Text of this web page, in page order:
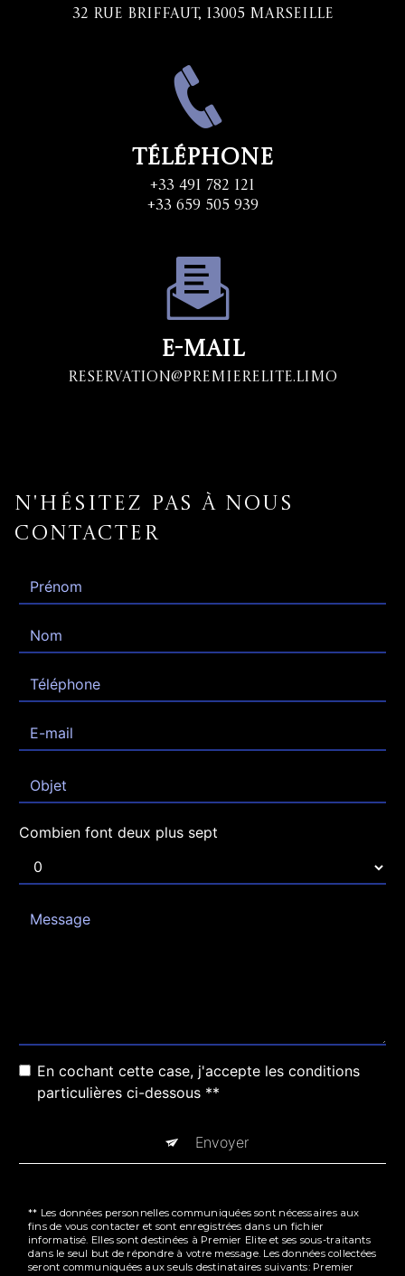
32 Rue Briffaut, 13005 Marseille
Téléphone
+33 491 782 121
+33 659 505 939
E-mail
Reservation@premierelite.limo
N'hésitez pas à nous
contacter
Combien font deux plus sept
En cochant cette case, j'accepte les conditions
particulières ci-dessous **
Envoyer
** Les données personnelles communiquées sont nécessaires aux
fins de vous contacter et sont enregistrées dans un fichier
informatisé. Elles sont destinées à Premier Elite et ses sous-traitants
dans le seul but de répondre à votre message. Les données collectées
seront communiquées aux seuls destinataires suivants: Premier